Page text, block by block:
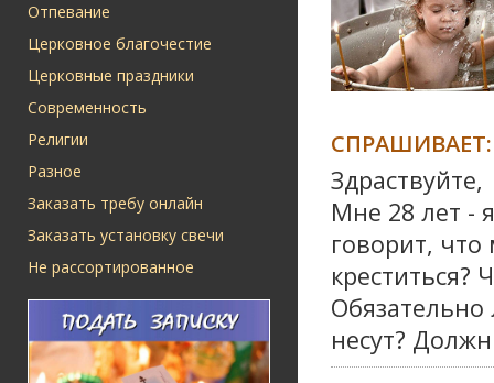
Отпевание
Церковное благочестие
Церковные праздники
Современность
Религии
Разное
Заказать требу онлайн
Заказать установку свечи
Не рассортированное
СПРАШИВАЕТ:
Здраствуйте,
Мне 28 лет -
говорит,
креститься?
несут?